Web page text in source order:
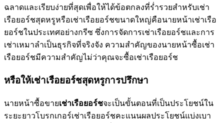
ฉลาดและเรียบง่ายที่สุดเพื่อให้ได้ข้อตกลงที่ร่ำรวยสำหรับเช่า
เรือยอร์ชสุดหรูหรือเช่าเรือยอร์ชขนาดใหญ่คือนายหน้าเช่าเรือ
ยอร์ชในประเทศอย่างกรีซ ซึ่งการจัดการเช่าเรือยอร์ชและการ
เช่าเหมาลำเป็นธุรกิจที่จริงจัง ความสำคัญของนายหน้าซื้อเช่า
เรือยอร์ชมีความสำคัญไม่ว่าคุณจะซื้อเช่าเรือยอร์ช
หรือให้เช่าเรือยอร์ชสุดหรูการปรึกษา
นายหน้าซื้อขายเช่าเรือยอร์ชจะเป็นขั้นตอนที่เป็นประโยชน์ใน
ระยะยาวโบรกเกอร์เช่าเรือยอร์ชคะแนนผลประโยชน์แบ่งเบา